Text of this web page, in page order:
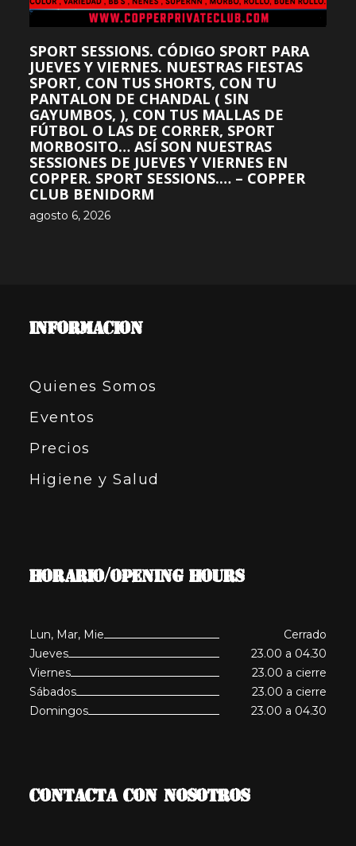
SPORT SESSIONS. CÓDIGO SPORT PARA
JUEVES Y VIERNES. NUESTRAS FIESTAS
SPORT, CON TUS SHORTS, CON TU
PANTALON DE CHANDAL ( SIN
GAYUMBOS, ), CON TUS MALLAS DE
FÚTBOL O LAS DE CORRER, SPORT
MORBOSITO… ASÍ SON NUESTRAS
SESSIONES DE JUEVES Y VIERNES EN
COPPER. SPORT SESSIONS.… – COPPER
CLUB BENIDORM
agosto 6, 2026
INFORMACION
Quienes Somos
Eventos
Precios
Higiene y Salud
HORARIO/OPENING HOURS
Lun, Mar, Mie
Cerrado
Jueves
23.00 a 04.30
Viernes
23.00 a cierre
Sábados
23.00 a cierre
Domingos
23.00 a 04.30
CONTACTA CON NOSOTROS